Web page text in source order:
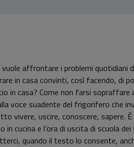
affrontare i problemi
in casa convinti, così facendo, di
in casa? Come non farsi
voce suadente del frigorifero che
vivere, uscire, conoscere, sapere.
in cucina e l’ora di uscita di
quando il testo lo consente,